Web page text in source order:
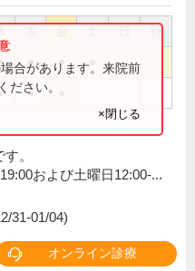
祝
● ●
●
合があります。来院前
ださい。
×閉じる
。
および土曜日12:00-...
31-01/04)
オンライン診療